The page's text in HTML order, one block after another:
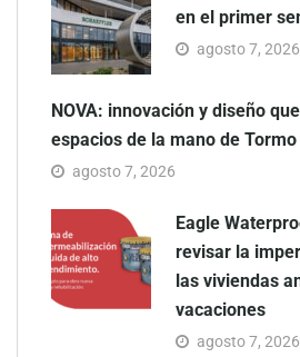
en el primer
agosto 7, 2026
NOVA: innovación y diseño
espacios de la mano de
agosto 7, 2026
Eagle
revisar la
las viviendas
vacaciones
agosto 7, 2026